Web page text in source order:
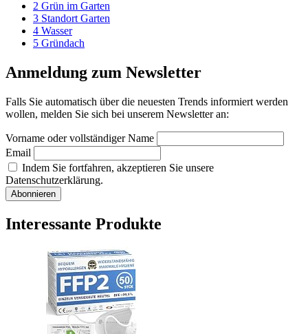
2 Grün im Garten
3 Standort Garten
4 Wasser
5 Gründach
Anmeldung zum Newsletter
Falls Sie automatisch über die neuesten Trends informiert werden
wollen, melden Sie sich bei unserem Newsletter an:
Vorname oder vollständiger Name
Email
Indem Sie fortfahren, akzeptieren Sie unsere
Datenschutzerklärung.
Interessante Produkte